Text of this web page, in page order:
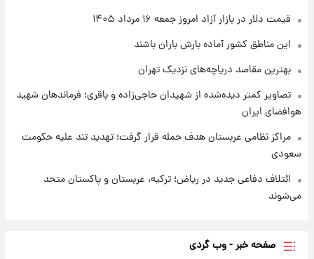
۱ روز پیش
شد
قیمت دلار در بازار آزاد امروز جمعه ۱۶ مرداد ۱۴۰۵
این مناطق کشور آماده بارش باران باشند
بهترین مقاصد دریاچه‌های نزدیک تهران
تصاویر کمتر دیده‌شده از شهیدان حاجی‌زاده و باقری؛ فرماندهان شهید
هوافضای ایران
مراکز نظامی عربستان هدف حمله قرار گرفت؛ تهدید تند علیه حکومت
سعودی
ائتلاف دفاعی جدید در ریاض؛ ترکیه، عربستان و پاکستان متحد
می‌شوند
صفحه خبر - وب گردی